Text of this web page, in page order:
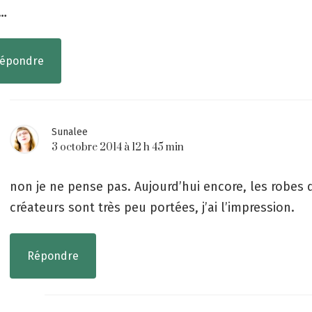
Sunalee
3 octobre 2014 à 12 h 45 min
non je ne pense pas. Aujourd’hui encore, les robes
créateurs sont très peu portées, j’ai l’impression.
Répondre